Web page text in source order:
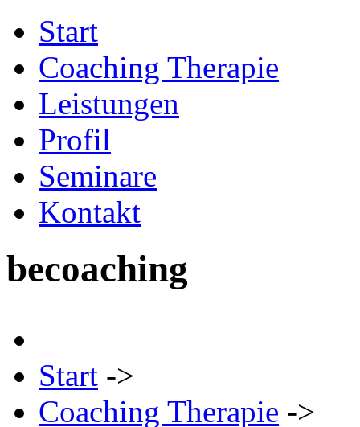
Start
Coaching Therapie
Leistungen
Profil
Seminare
Kontakt
becoaching
Start ->
Coaching Therapie ->